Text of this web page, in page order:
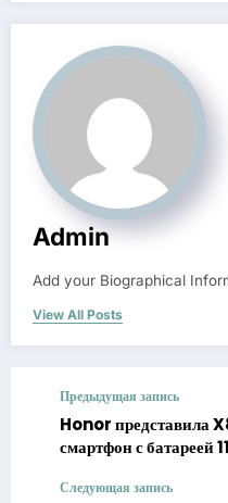
Admin
Add your Biographical
View All Posts
Предыдущая запись
Honor представила
смартфон с батареей
Следующая запись